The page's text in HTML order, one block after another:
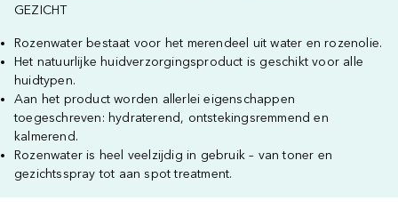
GEZICHT
Rozenwater bestaat voor het merendeel uit water en rozenolie.
Het natuurlijke huidverzorgingsproduct is geschikt voor alle
huidtypen.
Aan het product worden allerlei eigenschappen
toegeschreven: hydraterend, ontstekingsremmend en
kalmerend.
Rozenwater is heel veelzijdig in gebruik – van toner en
gezichtsspray tot aan spot treatment.